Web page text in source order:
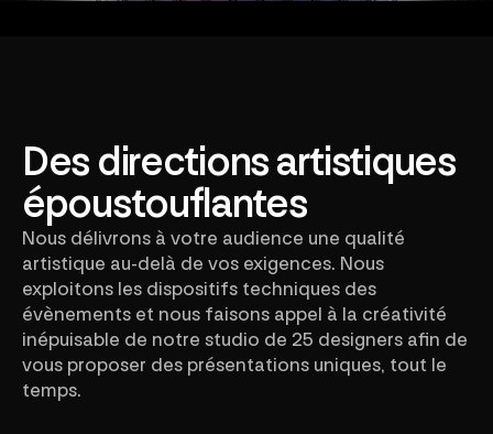
Des directions artistiques
époustouflantes
Nous délivrons à votre audience une qualité
artistique au-delà de vos exigences. Nous
exploitons les dispositifs techniques des
évènements et nous faisons appel à la créativité
inépuisable de notre studio de 25 designers afin de
vous proposer des présentations uniques, tout le
temps.